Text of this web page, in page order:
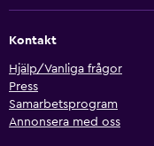
Kontakt
Hjälp/Vanliga frågor
Press
Samarbetsprogram
Annonsera med oss